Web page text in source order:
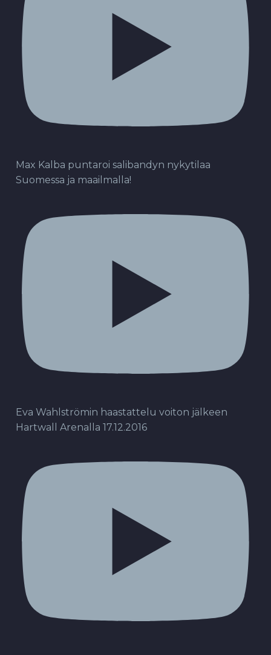
Max Kalba puntaroi salibandyn nykytilaa
Suomessa ja maailmalla!
Eva Wahlströmin haastattelu voiton jälkeen
Hartwall Arenalla 17.12.2016